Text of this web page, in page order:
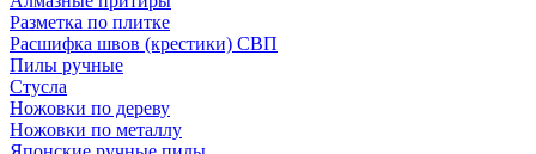
Разметка по плитке
Расшифка швов (крестики) СВП
Пилы ручные
Стусла
Ножовки по дереву
Ножовки по металлу